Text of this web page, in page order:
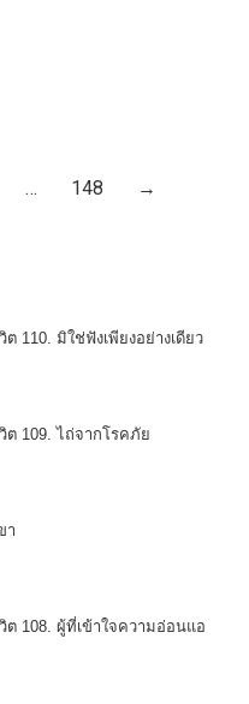
… 148 →
110. มิใช่ฟังเพียงอย่างเดียว
ต 109. ไถ่จากโรคภัย
า
ต 108. ผู้ที่เข้าใจความอ่อนแอ